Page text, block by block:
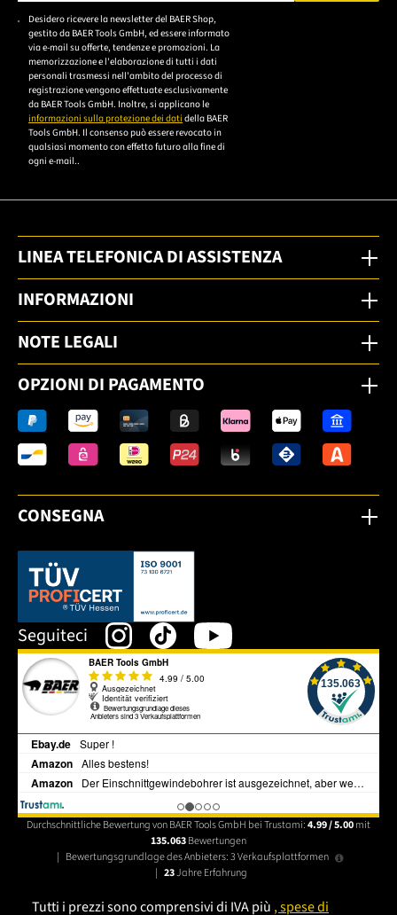
Bitte geben Sie eine gültige E-Mail-Adresse ein.
Desidero ricevere la newsletter del BAER Shop,
gestito da BAER Tools GmbH, ed essere informato
via e-mail su offerte, tendenze e promozioni. La
memorizzazione e l'elaborazione di tutti i dati
personali trasmessi nell'ambito del processo di
registrazione vengono effettuate esclusivamente
da BAER Tools GmbH. Inoltre, si applicano le
informazioni sulla protezione dei dati della BAER
Tools GmbH. Il consenso può essere revocato in
qualsiasi momento con effetto futuro alla fine di
ogni e-mail..
LINEA TELEFONICA DI ASSISTENZA
INFORMAZIONI
NOTE LEGALI
OPZIONI DI PAGAMENTO
CONSEGNA
Dieser Link öffnet sich in einem neuen Tab.
Seguiteci
Durchschnittliche Bewertung von BAER Tools GmbH bei Trustami:4.99 / 5.00mit
135.063Bewertungen
| Bewertungsgrundlage des Anbieters: 3 Verkaufsplattformen
| 23Jahre Erfahrung
Tutti i prezzi sono comprensivi di IVA più , spese di